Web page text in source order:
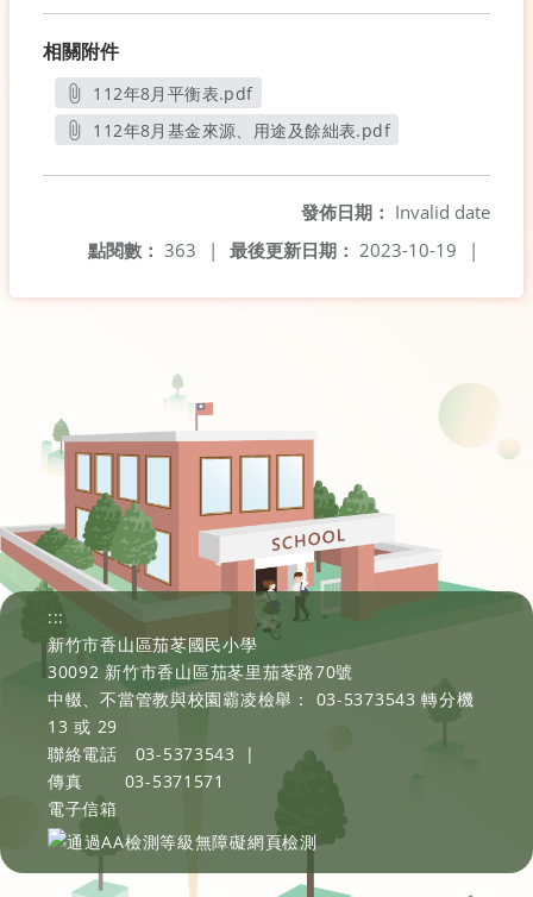
相關附件
112年8月平衡表.pdf
另開新視窗
112年8月基金來源、用途及餘絀表.pdf
發佈日期： Invalid date
最後更新日期： 2023-10-19 |
點閱數： 363 |
:::
新竹市香山區茄苳國民小學
30092 新竹市香山區茄苳里茄苳路70號
中輟、不當管教與校園霸凌檢舉： 03-5373543 轉分機
13 或 29
聯絡電話
03-5373543
|
傳真
03-5371571
電子信箱